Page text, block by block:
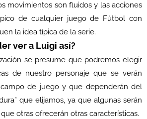
movimientos son fluidos y las acciones
de cualquier juego de Fútbol con
la idea típica de la serie.
ver a Luigi así?
se presume que podremos elegir
de nuestro personaje que se verán
de juego y que dependerán del
que elijamos, ya que algunas serán
otras ofrecerán otras características.